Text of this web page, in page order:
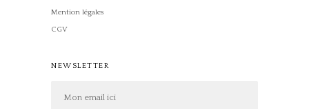
Mention légales
CGV
NEWSLETTER